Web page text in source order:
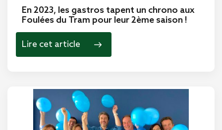
En 2023, les gastros tapent un chrono aux
Foulées du Tram pour leur 2ème saison !
Lire cet article